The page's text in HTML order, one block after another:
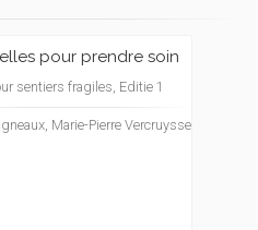
pour prendre soin
sentiers fragiles, Editie 1
Marie-Pierre Vercruysse